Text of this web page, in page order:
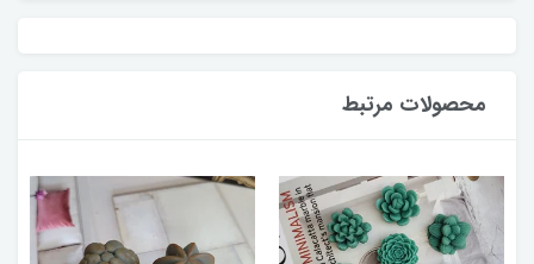
محصولات مرتبط